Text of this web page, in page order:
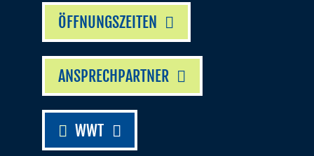
ÖFFNUNGSZEITEN
ANSPRECHPARTNER
WWT